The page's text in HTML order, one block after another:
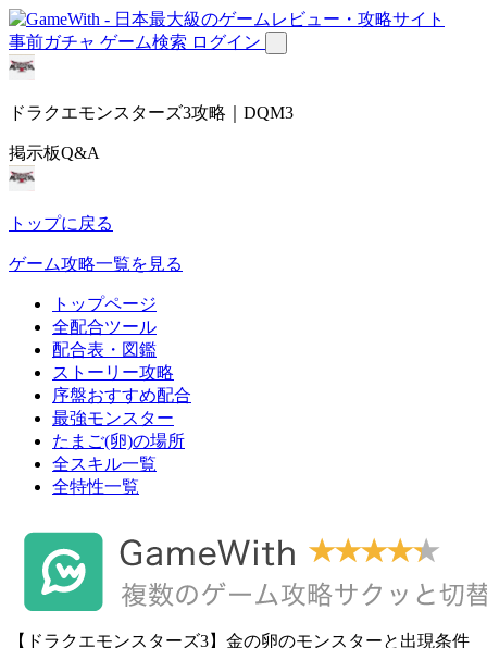
事前ガチャ ゲーム検索 ログイン
ドラクエモンスターズ3攻略｜DQM3
掲示板Q&A
トップに戻る
ゲーム攻略一覧を見る
トップページ
全配合ツール
配合表・図鑑
ストーリー攻略
序盤おすすめ配合
最強モンスター
たまご(卵)の場所
全スキル一覧
全特性一覧
【ドラクエモンスターズ3】金の卵のモンスターと出現条件